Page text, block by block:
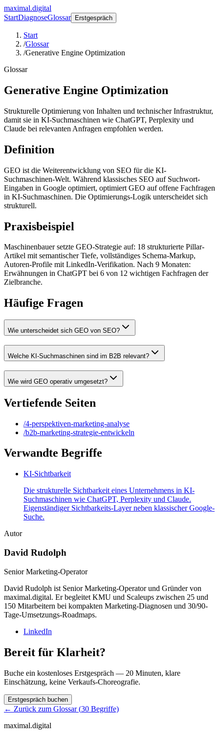
maximal.digital
StartDiagnoseGlossar Erstgespräch
Start
/Glossar
/Generative Engine Optimization
Glossar
Generative Engine Optimization
Strukturelle Optimierung von Inhalten und technischer Infrastruktur,
damit sie in KI-Suchmaschinen wie ChatGPT, Perplexity und
Claude bei relevanten Anfragen empfohlen werden.
Definition
GEO ist die Weiterentwicklung von SEO für die KI-
Suchmaschinen-Welt. Während klassisches SEO auf Suchwort-
Eingaben in Google optimiert, optimiert GEO auf offene Fachfragen
in KI-Suchmaschinen. Die Optimierungs-Logik unterscheidet sich
strukturell.
Praxisbeispiel
Maschinenbauer setzte GEO-Strategie auf: 18 strukturierte Pillar-
Artikel mit semantischer Tiefe, vollständiges Schema-Markup,
Autoren-Profile mit LinkedIn-Verifikation. Nach 9 Monaten:
Erwähnungen in ChatGPT bei 6 von 12 wichtigen Fachfragen der
Zielbranche.
Häufige Fragen
Wie unterscheidet sich GEO von SEO?
Welche KI-Suchmaschinen sind im B2B relevant?
Wie wird GEO operativ umgesetzt?
Vertiefende Seiten
/4-perspektiven-marketing-analyse
/b2b-marketing-strategie-entwickeln
Verwandte Begriffe
KI-Sichtbarkeit
Die strukturelle Sichtbarkeit eines Unternehmens in KI-
Suchmaschinen wie ChatGPT, Perplexity und Claude.
Eigenständiger Sichtbarkeits-Layer neben klassischer Google-
Suche.
Autor
David Rudolph
Senior Marketing-Operator
David Rudolph ist Senior Marketing-Operator und Gründer von
maximal.digital. Er begleitet KMU und Scaleups zwischen 25 und
150 Mitarbeitern bei kompakten Marketing-Diagnosen und 30/90-
Tage-Umsetzungs-Roadmaps.
LinkedIn
Bereit für Klarheit?
Buche ein kostenloses Erstgespräch — 20 Minuten, klare
Einschätzung, keine Verkaufs-Choreografie.
Erstgespräch buchen
← Zurück zum Glossar (30 Begriffe)
maximal.digital